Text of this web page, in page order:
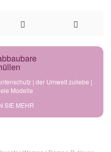
| der Umwelt zuliebe |
Modelle
SIE MEHR